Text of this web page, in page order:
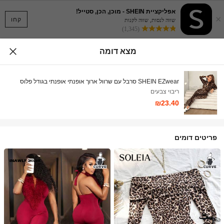
קחו ×
אפליקציית SHEIN - מוכן, הכן, סטייל!
שווה לנסות, שווה לקנות
(1,345)
מצא דומה
SHEIN EZwear סרבל עם שרוול ארוך אופנתי אופנתי בגודל פלוס
ריבוי צבעים
₪23.40
פריטים דומים